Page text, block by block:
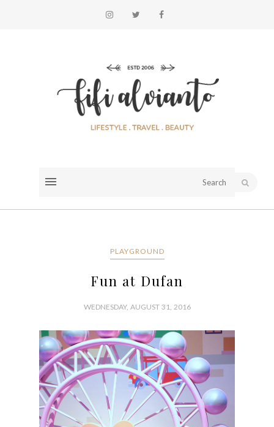
PLAYGROUND
Fun at Dufan
WEDNESDAY, AUGUST 31, 2016